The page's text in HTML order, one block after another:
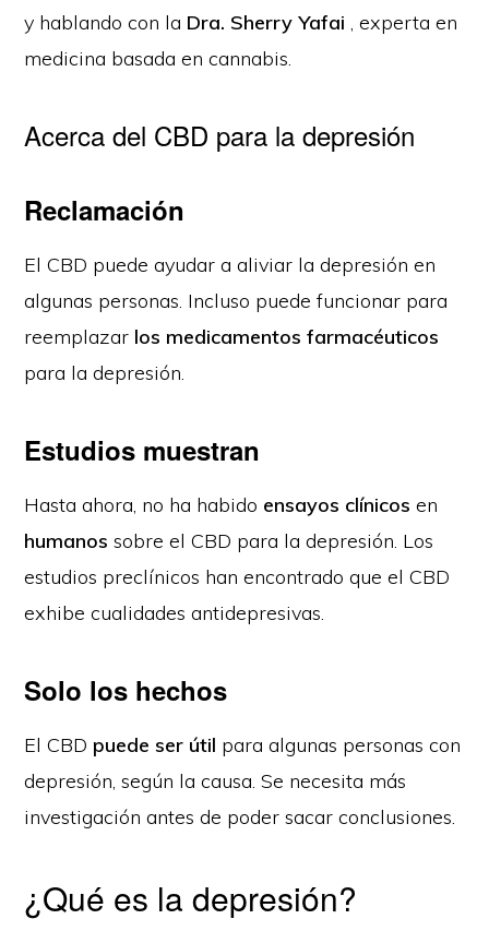
y hablando con la Dra. Sherry Yafai , experta en
medicina basada en cannabis.
Acerca del CBD para la depresión
Reclamación
El CBD puede ayudar a aliviar la depresión en
algunas personas. Incluso puede funcionar para
reemplazar los medicamentos farmacéuticos
para la depresión.
Estudios muestran
Hasta ahora, no ha habido ensayos clínicos en
humanos sobre el CBD para la depresión. Los
estudios preclínicos han encontrado que el CBD
exhibe cualidades antidepresivas.
Solo los hechos
El CBD puede ser útil para algunas personas con
depresión, según la causa. Se necesita más
investigación antes de poder sacar conclusiones.
¿Qué es la depresión?